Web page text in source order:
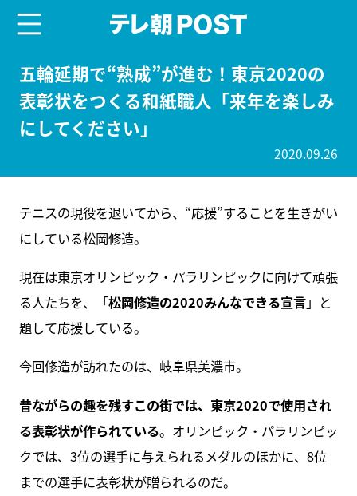
五輪延期で“熟成”が進む！東京2020の
表彰状をつくる和紙職人「来年を楽しみ
にしてください」
2020.09.26
テニスの現役を退いてから、“応援”することを生きがい
にしている松岡修造。
現在は東京オリンピック・パラリンピックに向けて頑張
る人たちを、「松岡修造の2020みんなできる宣言」と
題して応援している。
今回修造が訪れたのは、岐阜県美濃市。
昔ながらの趣を残すこの街では、東京2020で使用され
る表彰状が作られている。オリンピック・パラリンピッ
クでは、3位の選手に与えられるメダルのほかに、8位
までの選手に表彰状が贈られるのだ。